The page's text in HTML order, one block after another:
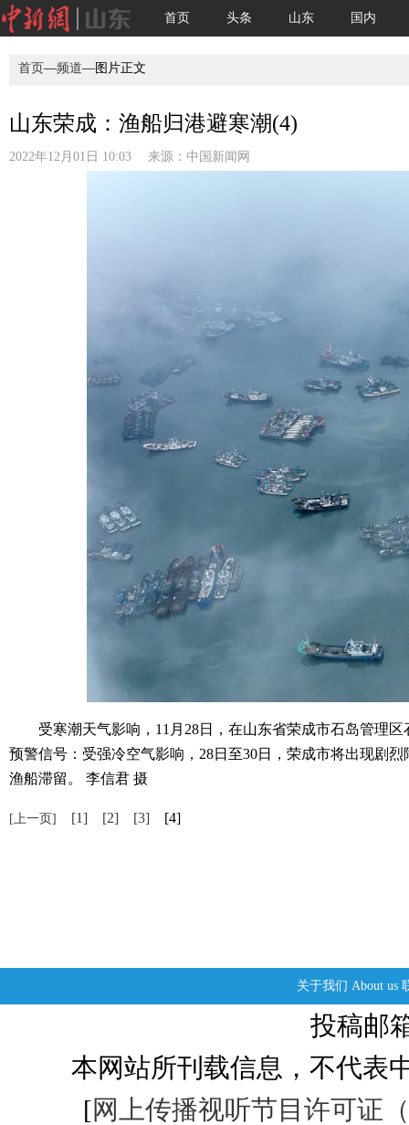
首页 头条 山东 国内
首页—频道—图片正文
山东荣成：渔船归港避寒潮(4)
2022年12月01日 10:03 来源： 中国新闻网
受寒潮天气影响，11月28日，在山东省荣成市石岛管理区
预警信号：受强冷空气影响，28日至30日，荣成市将出现剧
渔船滞留。 李信君 摄
[上一页] [1] [2] [3] [4]
关于我们 About us
投稿邮
本网站所刊载信息，不代表
[网上传播视听节目许可证